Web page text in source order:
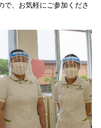
で、お気軽にご参加くださ